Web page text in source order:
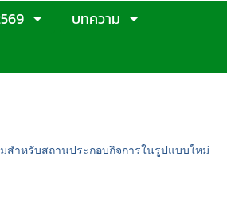
บทความ
สำหรับสถานประกอบกิจการในรูปแบบใหม่